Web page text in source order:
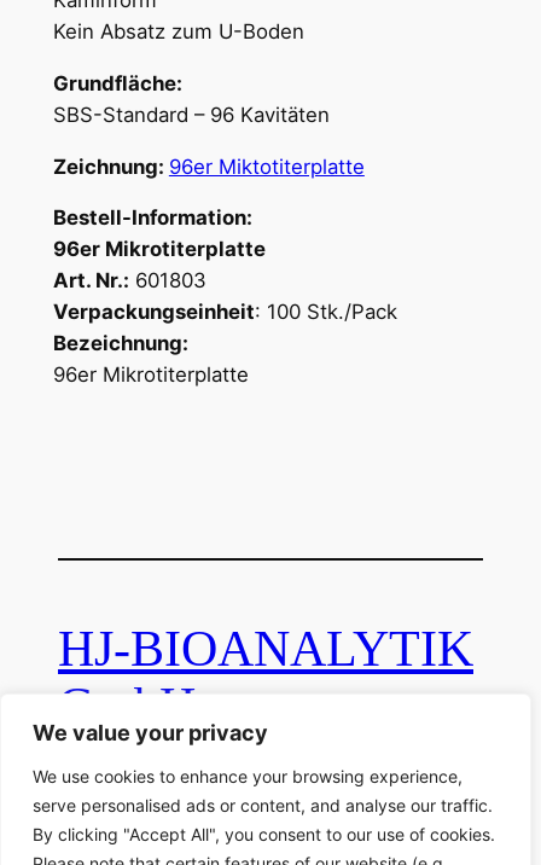
We value your privacy
We use cookies to enhance your browsing experience,
serve personalised ads or content, and analyse our traffic.
By clicking "Accept All", you consent to our use of cookies.
Kein Absatz zum U-Boden
Grundfläche:
SBS-Standard – 96 Kavitäten
Zeichnung: 96er Miktotiterplatte
Bestell-Information:
96er Mikrotiterplatte
Art. Nr.: 601803
Verpackungseinheit: 100 Stk./Pack
Bezeichnung:
96er Mikrotiterplatte
HJ-BIOANALYTIK
GmbH
Ferdinand-Clasen-Str. 34, D-41812 Erkelenz
E-Mail:info(at)hj-bioanalytik.de